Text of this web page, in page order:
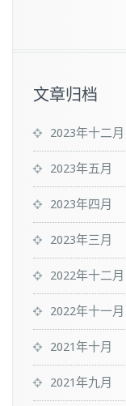
文章归档
2023年十二月
2023年五月
2023年四月
2023年三月
2022年十二月
2022年十一月
2021年十月
2021年九月